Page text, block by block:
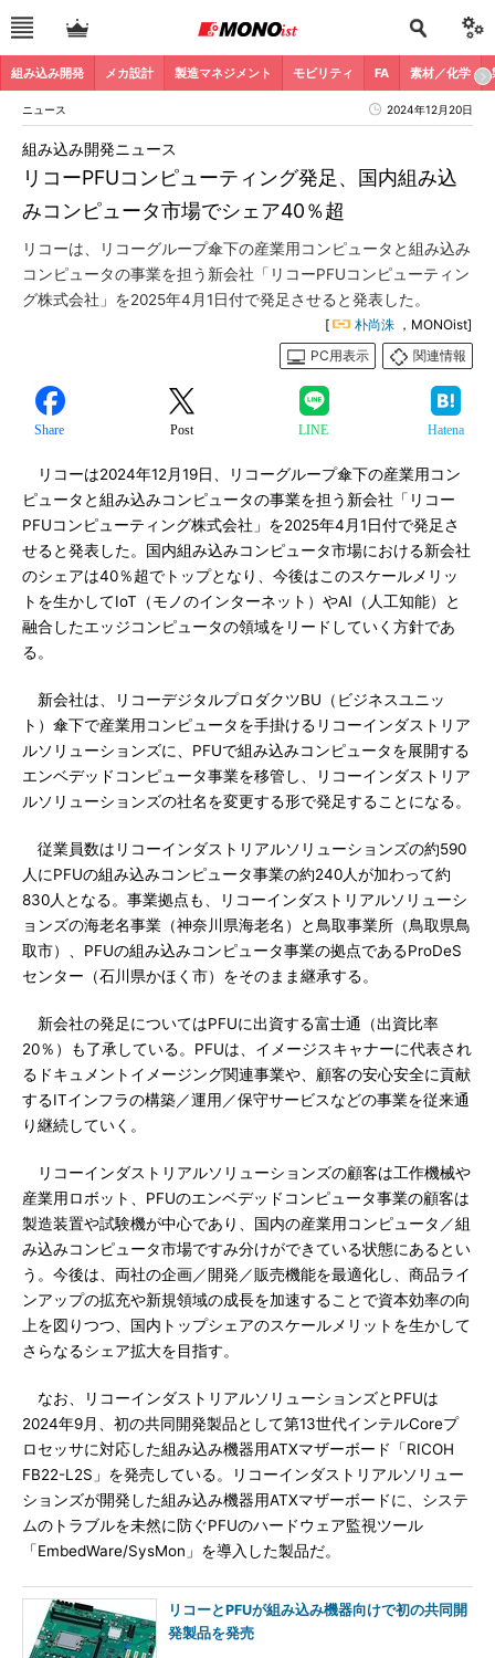
組み込み開発 メカ設計 製造マネジメント モビリティ FA 素材／化学
ニュース 2024年12月20日
リコーPFUコンピューティング発足、国内組み込
みコンピュータ市場でシェア40％超
組み込み開発ニュース
リコーは、リコーグループ傘下の産業用コンピュータと組み込み
コンピュータの事業を担う新会社「リコーPFUコンピューティン
グ株式会社」を2025年4月1日付で発足させると発表した。
[ 朴尚洙 ，MONOist]
PC用表示
関連情報
Share Post LINE Hatena
リコーは2024年12月19日、リコーグループ傘下の産業用コン
ピュータと組み込みコンピュータの事業を担う新会社「リコー
PFUコンピューティング株式会社」を2025年4月1日付で発足さ
せると発表した。国内組み込みコンピュータ市場における新会社
のシェアは40％超でトップとなり、今後はこのスケールメリッ
トを生かしてIoT（モノのインターネット）やAI（人工知能）と
融合したエッジコンピュータの領域をリードしていく方針であ
る。
新会社は、リコーデジタルプロダクツBU（ビジネスユニッ
ト）傘下で産業用コンピュータを手掛けるリコーインダストリア
ルソリューションズに、PFUで組み込みコンピュータを展開する
エンベデッドコンピュータ事業を移管し、リコーインダストリア
ルソリューションズの社名を変更する形で発足することになる。
従業員数はリコーインダストリアルソリューションズの約590
人にPFUの組み込みコンピュータ事業の約240人が加わって約
830人となる。事業拠点も、リコーインダストリアルソリューシ
ョンズの海老名事業（神奈川県海老名）と鳥取事業所（鳥取県鳥
取市）、PFUの組み込みコンピュータ事業の拠点であるProDeS
センター（石川県かほく市）をそのまま継承する。
新会社の発足についてはPFUに出資する富士通（出資比率
20％）も了承している。PFUは、イメージスキャナーに代表され
るドキュメントイメージング関連事業や、顧客の安心安全に貢献
するITインフラの構築／運用／保守サービスなどの事業を従来通
り継続していく。
リコーインダストリアルソリューションズの顧客は工作機械や
産業用ロボット、PFUのエンベデッドコンピュータ事業の顧客は
製造装置や試験機が中心であり、国内の産業用コンピュータ／組
み込みコンピュータ市場ですみ分けができている状態にあるとい
う。今後は、両社の企画／開発／販売機能を最適化し、商品ライ
ンアップの拡充や新規領域の成長を加速することで資本効率の向
上を図りつつ、国内トップシェアのスケールメリットを生かして
さらなるシェア拡大を目指す。
なお、リコーインダストリアルソリューションズとPFUは
2024年9月、初の共同開発製品として第13世代インテルCoreプ
ロセッサに対応した組み込み機器用ATXマザーボード「RICOH
FB22-L2S」を発売している。リコーインダストリアルソリュー
ションズが開発した組み込み機器用ATXマザーボードに、システ
ムのトラブルを未然に防ぐPFUのハードウェア監視ツール
「EmbedWare/SysMon」を導入した製品だ。
リコーとPFUが組み込み機器向けで初の共同開
発製品を発売